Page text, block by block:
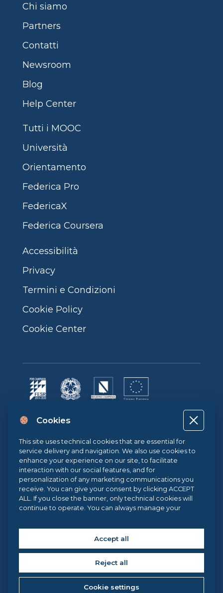
Chi siamo
Partners
Contatti
Newsroom
Blog
Help Center
Tutti i MOOC
Università
Orientamento
Federica Pro
FedericaX
Federica Coursera
Accessibilità
Privacy
Termini e Condizioni
Cookie Policy
Cookie Center
Progetto cofinanziato dall’Unione Europea, dallo Stato Italiano e dalla
Regione Campania POR CAMPANIA FESR 2014-2020 | ASSE II –
OBIETTIVO TEMATICO 2O.S. 2.3 | AZIONE 2.3.1 | Progetto: LA FABBRICA
DIGITALE
Sistema di Gestione Qualità UNI EN ISO 9001:2015
.eu Web Awards 2021
Copyright © 2026 Federica Web Learning, all rights reserved. | Federica
Web Learning – Centro di Ateneo per l’Innovazione, la
Sperimentazione e la Diffusione della Didattica Multimediale
Università degli Studi di Napoli Federico II, via Partenope 36 – 80121,
Napoli (Italy) C.F. 00876220633
Cookies
This site uses technical cookies that are essential for
service delivery and navigation. We also use cookies to
enhance your experience on our site, to facilitate
interaction with our social features, and for
personalization of any marketing communications you
receive. You can give your consent by clicking ACCEPT
ALL. If you close the banner, only technical cookies will
continue to operate. You can always manage your
Accept all
Reject all
Cookie settings